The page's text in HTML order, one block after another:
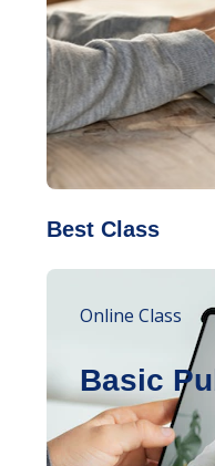
Best Class
Online Class
Basic